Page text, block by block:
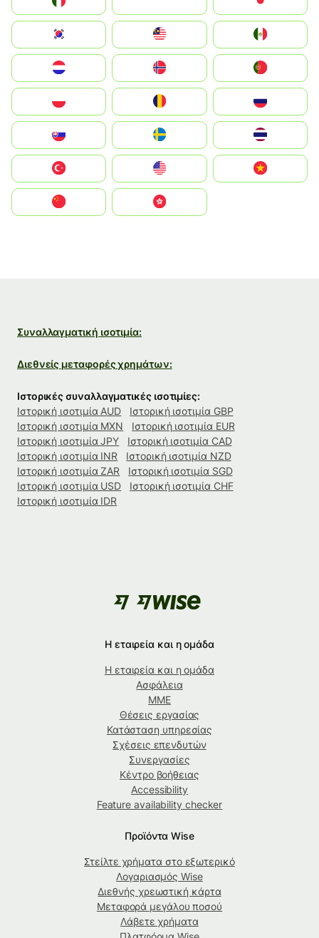
South Korea
United States
中國香港特別行政區
Συναλλαγματική ισοτιμία:
Διεθνείς μεταφορές χρημάτων:
Ιστορικές συναλλαγματικές ισοτιμίες:
Ιστορική ισοτιμία AUD
Ιστορική ισοτιμία GBP
Ιστορική ισοτιμία MXN
Ιστορική ισοτιμία EUR
Ιστορική ισοτιμία JPY
Ιστορική ισοτιμία CAD
Ιστορική ισοτιμία INR
Ιστορική ισοτιμία NZD
Ιστορική ισοτιμία ZAR
Ιστορική ισοτιμία SGD
Ιστορική ισοτιμία USD
Ιστορική ισοτιμία CHF
Ιστορική ισοτιμία IDR
Η εταιρεία και η ομάδα
Η εταιρεία και η ομάδα
Ασφάλεια
ΜΜΕ
Θέσεις εργασίας
Κατάσταση υπηρεσίας
Σχέσεις επενδυτών
Συνεργασίες
Κέντρο βοήθειας
Accessibility
Feature availability checker
Προϊόντα Wise
Στείλτε χρήματα στο εξωτερικό
Λογαριασμός Wise
Διεθνής χρεωστική κάρτα
Μεταφορά μεγάλου ποσού
Λάβετε χρήματα